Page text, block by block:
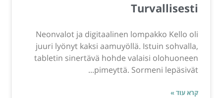
Turvallisesti
Neonvalot ja digitaalinen lompakko Kello oli
juuri lyönyt kaksi aamuyöllä. Istuin sohvalla,
tabletin sinertävä hohde valaisi olohuoneen
pimeyttä. Sormeni lepäsivät...
קרא עוד »